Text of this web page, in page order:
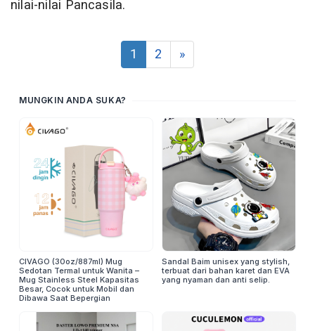
nilai-nilai Pancasila.
1 2 »